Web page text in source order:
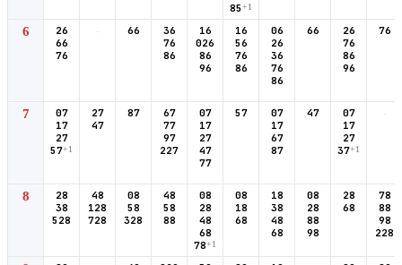
85+1
6
26
66
76
- 66
36
76
86
16
026
86
96
16
56
76
86
06
26
36
76
86
66
26
76
86
96
76
7
07
17
27
57+1
27
47
87
67
77
97
227
07
17
27
47
77
57
07
17
67
87
47
07
17
27
37+1
-
8
28
38
528
48
128
728
08
58
328
48
58
88
08
28
48
68
78+1
08
18
68
18
38
48
68
08
28
88
98
28
68
78
88
98
228